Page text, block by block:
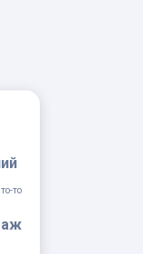
то